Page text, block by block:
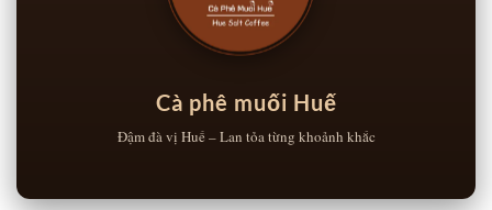
Cà phê muối Huế
Đậm đà vị Huế – Lan tỏa từng khoảnh khắc